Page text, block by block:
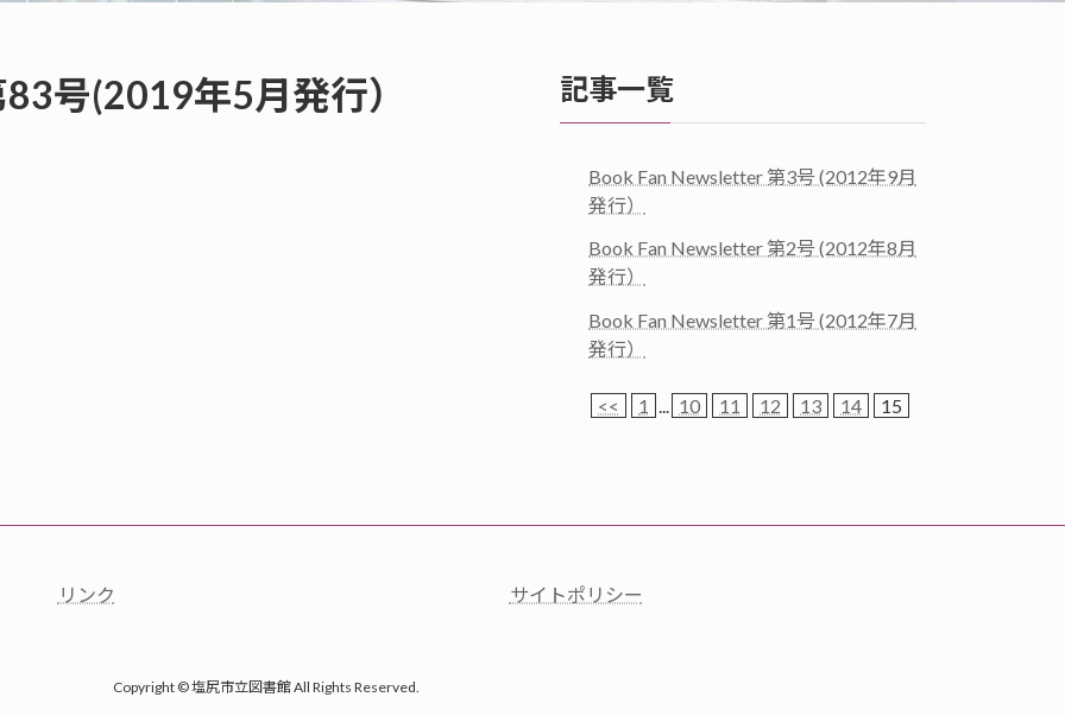
号(2019年5月発行） 記事一覧
Book Fan Newsletter 第3号 (2012年9月
発行）
Book Fan Newsletter 第2号 (2012年8月
発行）
Book Fan Newsletter 第1号 (2012年7月
発行）
<< 1 ... 10 11 12 13 14 15
リンク サイトポリシー
Copyright © 塩尻市立図書館 All Rights Reserved.